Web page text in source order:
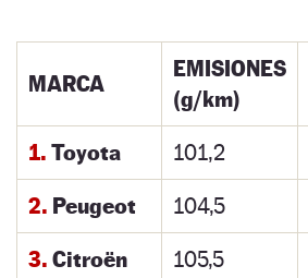
MARCA
EMISIONES
(g/km)
1. Toyota 101,2
2. Peugeot 104,5
3. Citroën 105,5